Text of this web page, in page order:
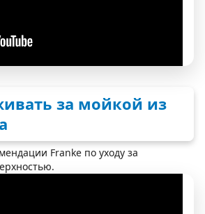
за мойкой из
Franke по уходу за